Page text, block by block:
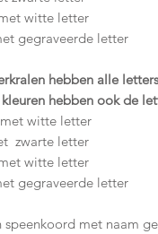
witte letter
gegraveerde letter
hebben alle
hebben ook de
witte letter
zwarte letter
witte letter
gegraveerde letter
speenkoord met naam